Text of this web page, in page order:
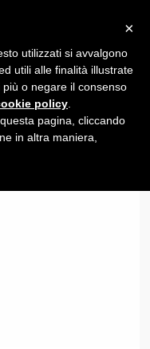
×
utilizzati si avvalgono
utili alle finalità illustrate
o negare il consenso
policy
pagina, cliccando
in altra maniera,